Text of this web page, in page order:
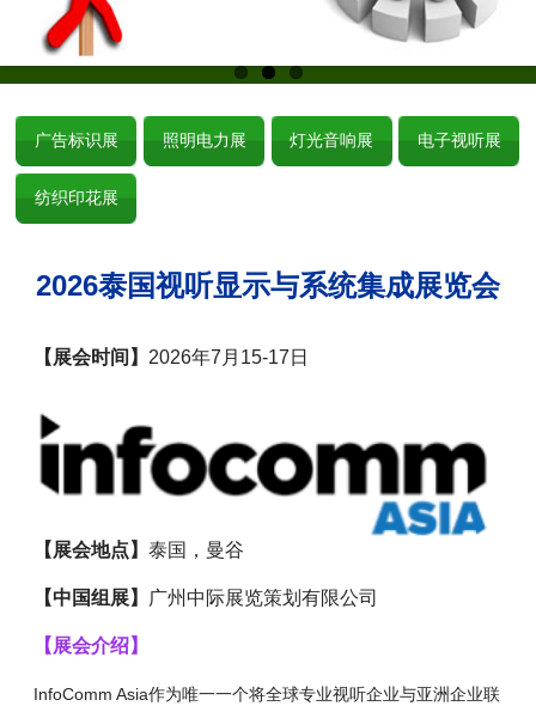
广告标识展 照明电力展 灯光音响展 电子视听展
纺织印花展
2026泰国视听显示与系统集成展览会
【展会时间】 2026年7月15-17日
【展会地点】泰国，曼谷
【中国组展】 广州中际展览策划有限公司
【展会介绍】
InfoComm Asia作为唯一一个将全球专业视听企业与亚洲企业联